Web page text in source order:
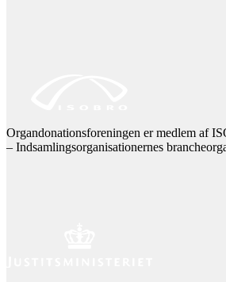
Organdonationsforeningen er medlem af
– Indsamlingsorganisationernes